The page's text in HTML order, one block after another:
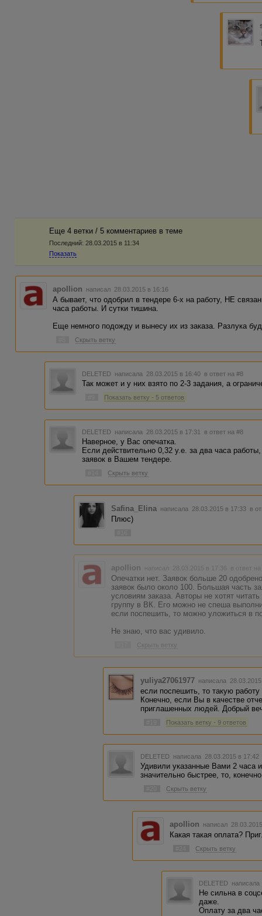
Еще 4 ветки / 5 комментариев в темe
Последний: 28.03.2015 в 11:34
Показать
apollion написал 28.03.2015 в 16:16
А бывает, что одобрил в тендере 6-х на работу, НЕ
часа работы. И сутки тишина.
Еще немного подожду и вынесу их из заказа. Разлука
Скрыть ветку
DELETED написала 28.03.2015 в 16:40 в ответ на #8
Так может и у них взято по 2-3 задания, а
Показать ветку - 5 ответов
DELETED написала 28.03.2015 в 17:31 в ответ на #8
Наверное, у Вас опечатка.
Если действительно 0,32 у.е. за два часа
заявок в Вашем тендере.
Скрыть ветку
Safina_Elina написала 28.03.2015 в 17:33 в
Плюс)
apollion написал 28.03.2015 в 17:36 в ответ
Опечатки нет. Заявок больше 20
заявок было около 100. Большая часть
условиям заказа. Авторы не хотят
группу в ВК. Его можно не спеша
если поспешить, то можно уложиться в
Не знаю, что вас удивило.
Скрыть ветку
yuliya27061977 написала
если поспешить, то такую
Конечно, если Вы в качестве
приглашенных людей. Добрый
Показать ветку - 9 ответов
DELETED написала 28.03.2015 в
Удивили указанные Вами 2 часа
значительно быстрее, то,
Скрыть ветку
apollion написал
Какая такая оплата?
Скрыть ветку
DELETED
Не сильна в
даже.
Оплату за два